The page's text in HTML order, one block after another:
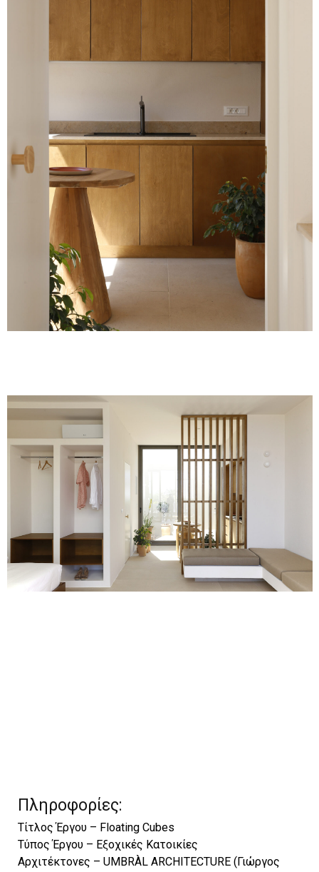
Πληροφορίες:
Τίτλος Έργου – Floating Cubes
Τύπος Έργου – Εξοχικές Κατοικίες
Αρχιτέκτονες – UMBRÀL ARCHITECTURE (Γιώργος